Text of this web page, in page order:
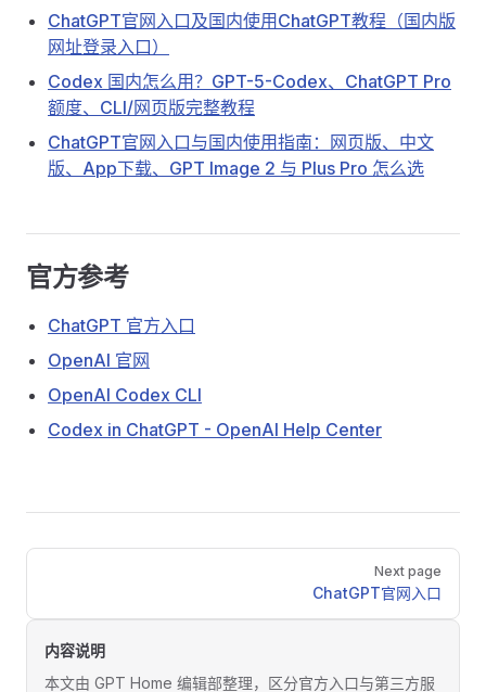
ChatGPT官网入口及国内使用ChatGPT教程（国内版
网址登录入口）
Codex 国内怎么用？GPT-5-Codex、ChatGPT Pro
额度、CLI/网页版完整教程
ChatGPT官网入口与国内使用指南：网页版、中文
版、App下载、GPT Image 2 与 Plus Pro 怎么选
官方参考
ChatGPT 官方入口
OpenAI 官网
OpenAI Codex CLI
Codex in ChatGPT - OpenAI Help Center
Pager
Next page
ChatGPT官网入口
内容说明
本文由 GPT Home 编辑部整理，区分官方入口与第三方服